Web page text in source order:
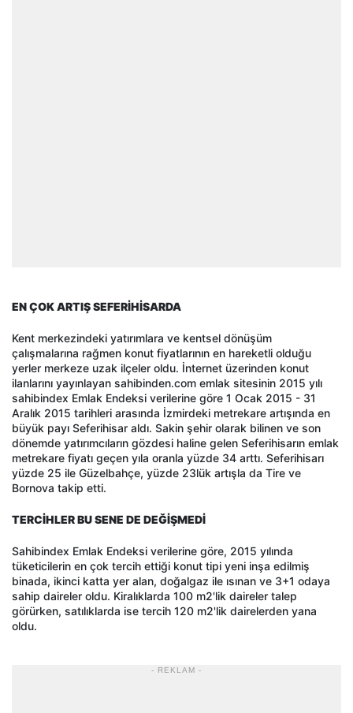
EN ÇOK ARTIŞ SEFERİHİSARDA
Kent merkezindeki yatırımlara ve kentsel dönüşüm
çalışmalarına rağmen konut fiyatlarının en hareketli olduğu
yerler merkeze uzak ilçeler oldu. İnternet üzerinden konut
ilanlarını yayınlayan sahibinden.com emlak sitesinin 2015 yılı
sahibindex Emlak Endeksi verilerine göre 1 Ocak 2015 - 31
Aralık 2015 tarihleri arasında İzmirdeki metrekare artışında en
büyük payı Seferihisar aldı. Sakin şehir olarak bilinen ve son
dönemde yatırımcıların gözdesi haline gelen Seferihisarın emlak
metrekare fiyatı geçen yıla oranla yüzde 34 arttı. Seferihisarı
yüzde 25 ile Güzelbahçe, yüzde 23lük artışla da Tire ve
Bornova takip etti.
TERCİHLER BU SENE DE DEĞİŞMEDİ
Sahibindex Emlak Endeksi verilerine göre, 2015 yılında
tüketicilerin en çok tercih ettiği konut tipi yeni inşa edilmiş
binada, ikinci katta yer alan, doğalgaz ile ısınan ve 3+1 odaya
sahip daireler oldu. Kiralıklarda 100 m2'lik daireler talep
görürken, satılıklarda ise tercih 120 m2'lik dairelerden yana
oldu.
- REKLAM -